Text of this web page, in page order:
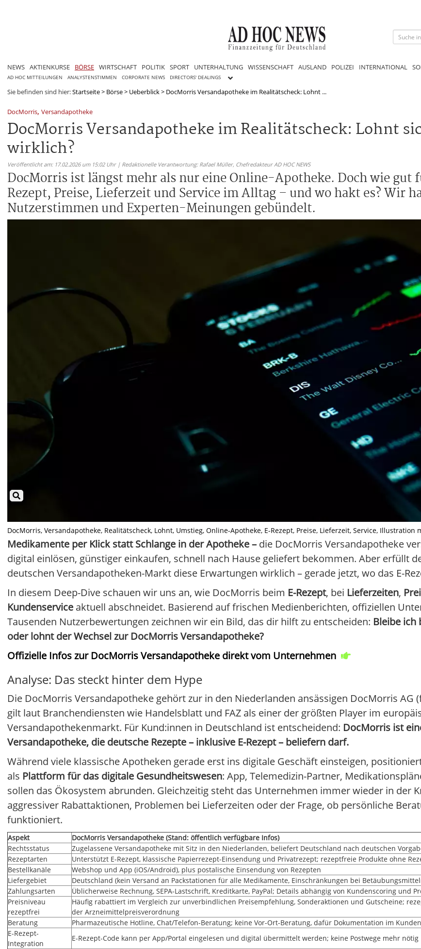
NEWS AKTIENKURSE BÖRSE WIRTSCHAFT POLITIK SPORT UNTERHALTUNG WISSENSCHAFT AUSLAND POLIZEI INTERNATIONAL
AD HOC MITTEILUNGEN ANALYSTENSTIMMEN CORPORATE NEWS DIRECTORS' DEALINGS
Sie befinden sind hier:Startseite> Börse> Ueberblick> DocMorris Versandapotheke im Realitätscheck: Lohnt ...
DocMorris, Versandapotheke
DocMorris Versandapotheke im Realitätscheck: Lohnt
wirklich?
Veröffentlicht am: 17.02.2026 um 15:02 Uhr | Redaktionelle Verantwortung: Rafael Müller, Chefredakteur AD HOC NEWS
DocMorris ist längst mehr als nur eine Online-Apotheke. Doch wie gut
Rezept, Preise, Lieferzeit und Service im Alltag – und wo hakt es? Wir
Nutzerstimmen und Experten-Meinungen gebündelt.
DocMorris, Versandapotheke, Realitätscheck, Lohnt, Umstieg, Online-Apotheke, E-Rezept, Preise, Lieferzeit, Service, Illustration
Medikamente per Klick statt Schlange in der Apotheke – die DocMorris Versandapotheke
digital einlösen, günstiger einkaufen, schnell nach Hause geliefert bekommen. Aber erfüllt
deutschen Versandapotheken-Markt diese Erwartungen wirklich – gerade jetzt, wo das E-
In diesem Deep-Dive schauen wir uns an, wie DocMorris beim E-Rezept, bei Lieferzeiten,
Kundenservice aktuell abschneidet. Basierend auf frischen Medienberichten, offiziellen
Tausenden Nutzerbewertungen zeichnen wir ein Bild, das dir hilft zu entscheiden: Bleibe ich
oder lohnt der Wechsel zur DocMorris Versandapotheke?
Offizielle Infos zur DocMorris Versandapotheke direkt vom Unternehmen
Analyse: Das steckt hinter dem Hype
Die DocMorris Versandapotheke gehört zur in den Niederlanden ansässigen DocMorris AG
gilt laut Branchendiensten wie Handelsblatt und FAZ als einer der größten Player im
Versandapothekenmarkt. Für Kund:innen in Deutschland ist entscheidend: DocMorris ist
Versandapotheke, die deutsche Rezepte – inklusive E-Rezept – beliefern darf.
Während viele klassische Apotheken gerade erst ins digitale Geschäft einsteigen,
als Plattform für das digitale Gesundheitswesen: App, Telemedizin-Partner,
sollen das Öko­system abrunden. Gleichzeitig steht das Unternehmen immer wieder in der
aggressiver Rabattaktionen, Problemen bei Lieferzeiten oder der Frage, ob persönliche
funktioniert.
Aspekt
DocMorris Versandapotheke (Stand: öffentlich verfügbare Infos)
Rechtsstatus
Zugelassene Versandapotheke mit Sitz in den Niederlanden, beliefert Deutschland nach deutschen
Rezeptarten
Unterstützt E-Rezept, klassische Papierrezept-Einsendung und Privatrezept; rezeptfreie Produkte ohne
Bestellkanäle
Webshop und App (iOS/Android), plus postalische Einsendung von Rezepten
Liefergebiet
Deutschland (kein Versand an Packstationen für alle Medikamente, Einschränkungen bei
Zahlungsarten
Üblicherweise Rechnung, SEPA-Lastschrift, Kreditkarte, PayPal; Details abhängig von Kundenscoring und
Preisniveau
rezeptfrei
Häufig rabattiert im Vergleich zur unverbindlichen Preisempfehlung, Sonderaktionen und Gutscheine;
der Arzneimittelpreisverordnung
Beratung
Pharmazeutische Hotline, Chat/Telefon-Beratung; keine Vor-Ort-Beratung, dafür Dokumentation im
E-Rezept-
Integration
E-Rezept-Code kann per App/Portal eingelesen und digital übermittelt werden; keine Postwege mehr nötig